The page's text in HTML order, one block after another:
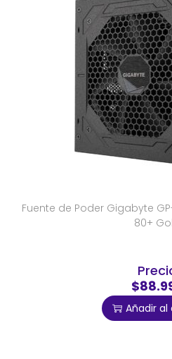
Fuente de Poder Gigabyte
80+
Añadir al